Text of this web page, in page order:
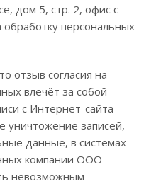
дом 5, стр. 2, офис с
обработку персональных
отзыв согласия на
влечёт за собой
с Интернет-сайта
уничтожение записей,
данные, в системах
компании ООО
невозможным